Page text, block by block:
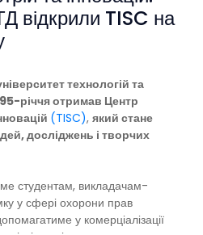
відкрили TISC на
технологій та
річчя отримав Центр
(TISC), який стане
досліджень і творчих
студентам, викладачам-
у сфері охорони прав
у комерціалізації